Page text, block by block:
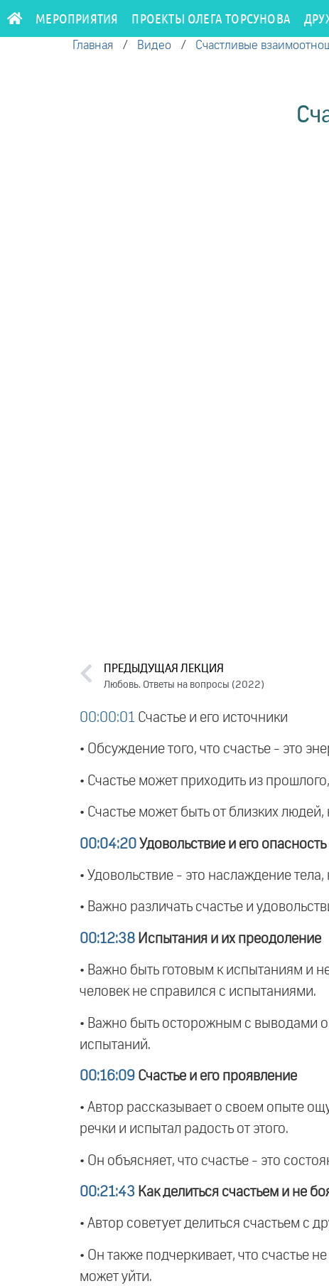
МЕРОПРИЯТИЯ ПРОЕКТЫ ОЛЕГА ТОРСУНОВА
Главная / Видео / Счастливые
ПРЕДЫДУЩАЯ ЛЕКЦИЯ
Любовь. Ответы на вопросы (2022)
00:00:01 Счастье и его источники
• Обсуждение того, что счастье - это
• Счастье может приходить из
• Счастье может быть от близких
00:04:20 Удовольствие и его опасность
• Удовольствие - это наслаждение
• Важно различать счастье и
00:12:38 Испытания и их преодоление
• Важно быть готовым к испытаниям и
человек не справился с испытаниями.
• Важно быть осторожным с выводами о
испытаний.
00:16:09 Счастье и его проявление
• Автор рассказывает о своем опыте
речки и испытал радость от этого.
• Он объясняет, что счастье - это
00:21:43 Как делиться счастьем и не
• Автор советует делиться счастьем с
• Он также подчеркивает, что счастье
может уйти.